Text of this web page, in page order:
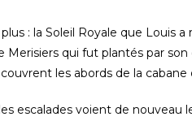
: la Soleil Royale que Louis
qui fut plantés par son
les abords de la cabane
escalades voient de